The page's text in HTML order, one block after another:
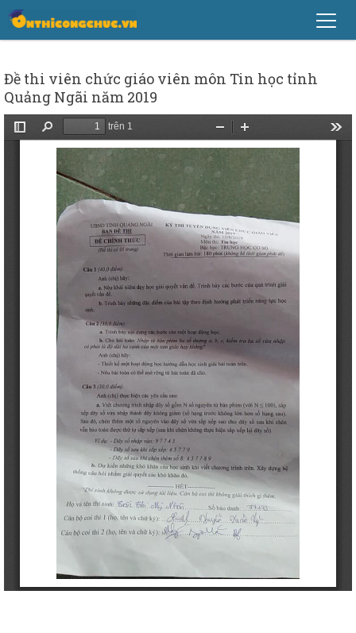
Đề thi viên chức giáo viên môn Tin học tỉnh
Quảng Ngãi năm 2019